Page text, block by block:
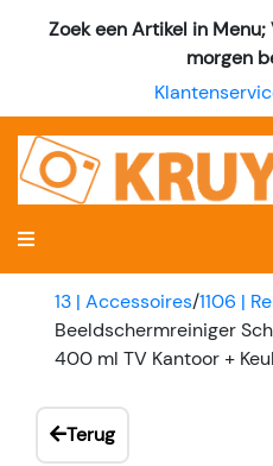
Zoek een Artikel in
morgen
13 | Accessoires/1106 |
Beeldschermreiniger
400 ml TV Kantoor +
Terug